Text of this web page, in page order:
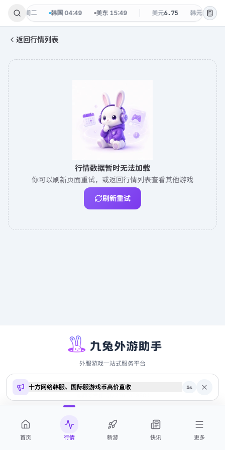
08-11 周二 韩国 04:49 美东 15:49 美元6.75 韩元0.0048
返回行情列表
行情数据暂时无法加载
你可以刷新页面重试，或返回行情列表查看其他游戏
刷新重试
外服游戏一站式服务平台
Copyright ©20269to.me · 本站内容仅供参考，不构成投资建议
十方网络韩服、国际服游戏币高价直收 1s
首页 行情 新游 快讯 更多